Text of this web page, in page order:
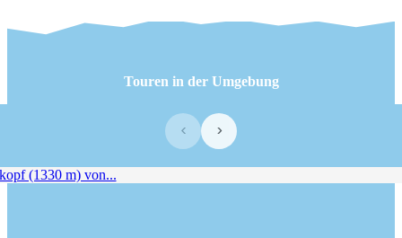
Touren in der Umgebung
‹ ›